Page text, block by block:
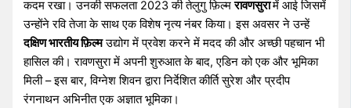
कदम रखा। उनकी सफलता 2023 की तेलुगु फ़िल्मरावणसुरामें आई जिसमें
उन्होंने रवि तेजा के साथ एक विशेष नृत्य नंबर किया। इस अवसर ने उन्हें
दक्षिण भारतीय फ़िल्मउद्योग में प्रवेश करने में मदद की और अच्छी पहचान भी
हासिल की। ​​रावणसुरा में अपनी शुरुआत के बाद, एडिन को एक और भूमिका
मिली – इस बार, विग्नेश शिवन द्वारा निर्देशित कीर्ति सुरेश और प्रदीप
रंगनाथन अभिनीत एक अज्ञात भूमिका।